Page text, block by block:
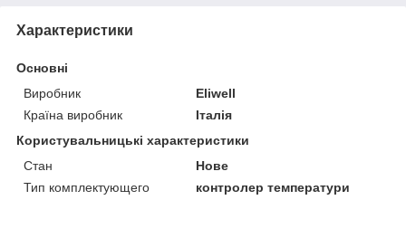
Характеристики
Основні
Виробник
Eliwell
Країна виробник
Італія
Користувальницькі характеристики
Стан
Нове
Тип комплектующего
контролер температури